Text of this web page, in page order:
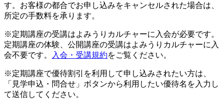
す。お客様の都合でお申し込みをキャンセルされた場合は、
所定の手数料を承ります。
※定期講座の受講はよみうりカルチャーに入会が必要です。
定期講座の体験、公開講座の受講はよみうりカルチャーに入
会不要です。
入会・受講規約をご覧ください。
※定期講座で優待割引を利用して申し込みされたい方は、
「見学申込・問合せ」ボタンから利用したい優待名を入力し
て送信してください。